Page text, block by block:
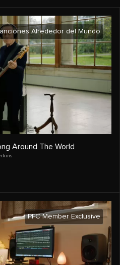
Alrededor del Mundo
Around The World
PFC Member Exclusive